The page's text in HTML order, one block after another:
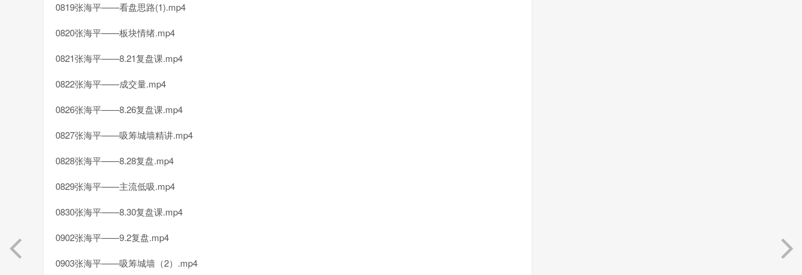
0819张海平——看盘思路(1).mp4
0820张海平——板块情绪.mp4
0821张海平——8.21复盘课.mp4
0822张海平——成交量.mp4
0826张海平——8.26复盘课.mp4
0827张海平——吸筹城墙精讲.mp4
0828张海平——8.28复盘.mp4
0829张海平——主流低吸.mp4
0830张海平——8.30复盘课.mp4
0902张海平——9.2复盘.mp4
0903张海平——吸筹城墙（2）.mp4